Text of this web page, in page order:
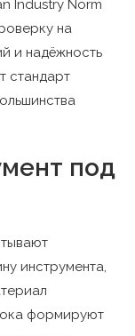
Industry Norm
на
и надёжность
стандарт
под
инструмента,
формируют